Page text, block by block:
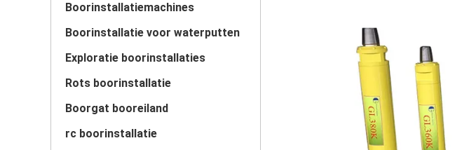
Boorinstallatiemachines
Boorinstallatie voor waterputten
Exploratie boorinstallaties
Rots boorinstallatie
Boorgat booreiland
rc boorinstallatie